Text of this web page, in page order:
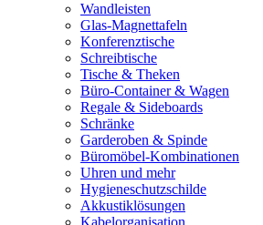
Wandleisten
Glas-Magnettafeln
Konferenztische
Schreibtische
Tische & Theken
Büro-Container & Wagen
Regale & Sideboards
Schränke
Garderoben & Spinde
Büromöbel-Kombinationen
Uhren und mehr
Hygieneschutzschilde
Akkustiklösungen
Kabelorganisation